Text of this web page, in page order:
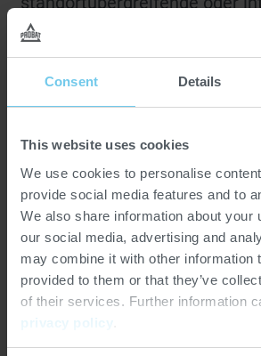
Consent Details
This website uses cookies
We use cookies to personalise
provide social media features and to
We also share information about your
our social media, advertising and
may combine it with other information
provided to them or that they’ve
of their services. Further information
privacy policy
Jobrotationen
Teamgeist und
Wir fördern die persönliche
gemeinsame Erfahrungen,
Teamgeist zu entwickeln.
- Regelmäßige Team- und
die Zusammenarbeit stärken
Verbindungen aufbauen